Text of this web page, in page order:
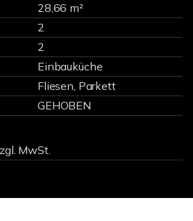
28,66 m²
2
2
Einbauküche
Fliesen, Parkett
GEHOBEN
MwSt.